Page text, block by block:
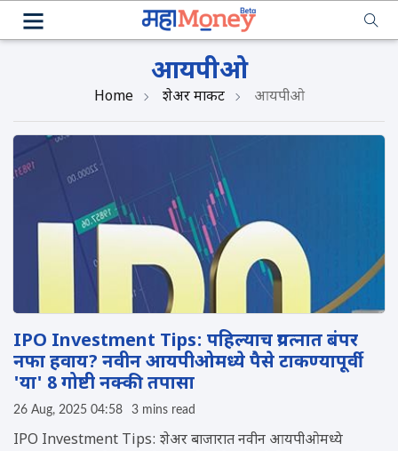
आयपीओ
Home शेअर मार्केट आयपीओ
IPO Investment Tips: पहिल्याच प्रयत्नात बंपर
नफा हवाय? नवीन आयपीओमध्ये पैसे टाकण्यापूर्वी
'या' 8 गोष्टी नक्की तपासा
26 Aug, 2025 04:58 3 mins read
IPO Investment Tips: शेअर बाजारात नवीन आयपीओमध्ये